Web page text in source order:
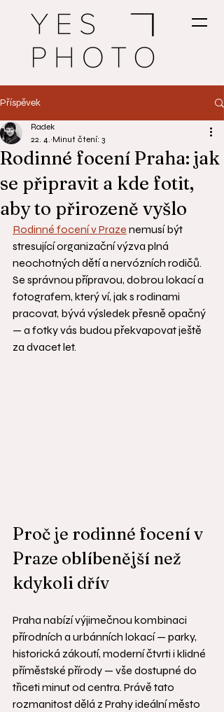
Příspěvek
Rodinné focení Praha: jak
se připravit a kde fotit,
aby to přirozeně vyšlo
Radek
22. 4. Minut čtení: 3
Rodinné focení v Praze nemusí být
stresující organizační výzva plná
neochotných dětí a nervózních rodičů.
Se správnou přípravou, dobrou lokací a
fotografem, který ví, jak s rodinami
pracovat, bývá výsledek přesně opačný
— a fotky vás budou překvapovat ještě
za dvacet let.
Proč je rodinné focení v
Praze oblíbenější než
kdykoli dřív
Praha nabízí výjimečnou kombinaci
přírodních a urbánních lokací — parky,
historická zákoutí, moderní čtvrti i klidné
příměstské přírody — vše dostupné do
třiceti minut od centra. Právě tato
rozmanitost dělá z Prahy ideální město